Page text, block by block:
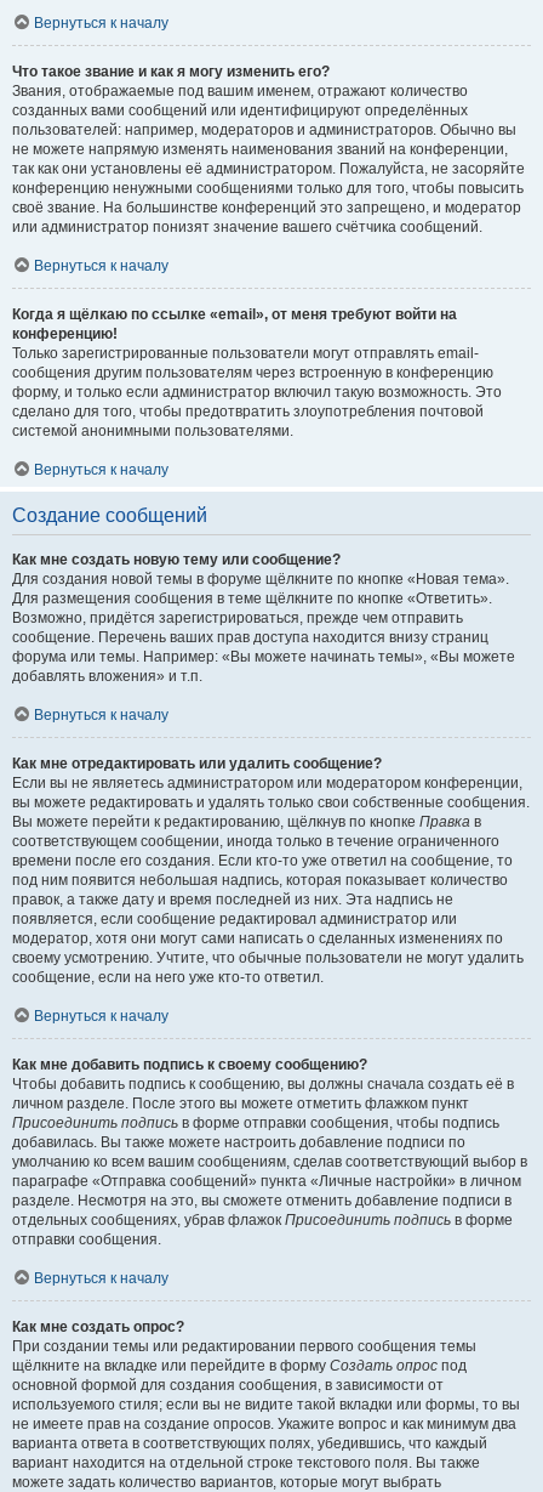
Вернуться к началу
Что такое звание и как я могу изменить его?
Звания, отображаемые под вашим именем, отражают количество
созданных вами сообщений или идентифицируют определённых
пользователей: например, модераторов и администраторов. Обычно вы
не можете напрямую изменять наименования званий на конференции,
так как они установлены её администратором. Пожалуйста, не засоряйте
конференцию ненужными сообщениями только для того, чтобы повысить
своё звание. На большинстве конференций это запрещено, и модератор
или администратор понизят значение вашего счётчика сообщений.
Вернуться к началу
Когда я щёлкаю по ссылке «email», от меня требуют войти на
конференцию!
Только зарегистрированные пользователи могут отправлять email-
сообщения другим пользователям через встроенную в конференцию
форму, и только если администратор включил такую возможность. Это
сделано для того, чтобы предотвратить злоупотребления почтовой
системой анонимными пользователями.
Вернуться к началу
Создание сообщений
Как мне создать новую тему или сообщение?
Для создания новой темы в форуме щёлкните по кнопке «Новая тема».
Для размещения сообщения в теме щёлкните по кнопке «Ответить».
Возможно, придётся зарегистрироваться, прежде чем отправить
сообщение. Перечень ваших прав доступа находится внизу страниц
форума или темы. Например: «Вы можете начинать темы», «Вы можете
добавлять вложения» и т.п.
Вернуться к началу
Как мне отредактировать или удалить сообщение?
Если вы не являетесь администратором или модератором конференции,
вы можете редактировать и удалять только свои собственные сообщения.
Вы можете перейти к редактированию, щёлкнув по кнопке Правка в
соответствующем сообщении, иногда только в течение ограниченного
времени после его создания. Если кто-то уже ответил на сообщение, то
под ним появится небольшая надпись, которая показывает количество
правок, а также дату и время последней из них. Эта надпись не
появляется, если сообщение редактировал администратор или
модератор, хотя они могут сами написать о сделанных изменениях по
своему усмотрению. Учтите, что обычные пользователи не могут удалить
сообщение, если на него уже кто-то ответил.
Вернуться к началу
Как мне добавить подпись к своему сообщению?
Чтобы добавить подпись к сообщению, вы должны сначала создать её в
личном разделе. После этого вы можете отметить флажком пункт
Присоединить подпись в форме отправки сообщения, чтобы подпись
добавилась. Вы также можете настроить добавление подписи по
умолчанию ко всем вашим сообщениям, сделав соответствующий выбор в
параграфе «Отправка сообщений» пункта «Личные настройки» в личном
разделе. Несмотря на это, вы сможете отменить добавление подписи в
отдельных сообщениях, убрав флажок Присоединить подпись в форме
отправки сообщения.
Вернуться к началу
Как мне создать опрос?
При создании темы или редактировании первого сообщения темы
щёлкните на вкладке или перейдите в форму Создать опрос под
основной формой для создания сообщения, в зависимости от
используемого стиля; если вы не видите такой вкладки или формы, то вы
не имеете прав на создание опросов. Укажите вопрос и как минимум два
варианта ответа в соответствующих полях, убедившись, что каждый
вариант находится на отдельной строке текстового поля. Вы также
можете задать количество вариантов, которые могут выбрать